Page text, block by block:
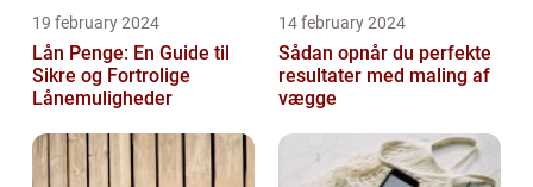
19 february 2024
Lån Penge: En Guide til
Sikre og Fortrolige
Lånemuligheder
14 february 2024
Sådan opnår du perfekte
resultater med maling af
vægge